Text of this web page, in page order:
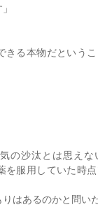
きる本物だという
の沙汰とは思えな
を服用していた時
はあるのかと問いた